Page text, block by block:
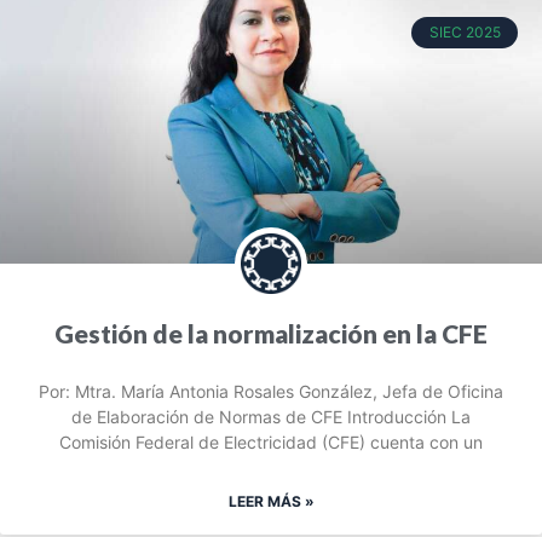
SIEC 2025
Gestión de la normalización en la CFE
Por: Mtra. María Antonia Rosales González, Jefa de Oficina
de Elaboración de Normas de CFE Introducción La
Comisión Federal de Electricidad (CFE) cuenta con un
LEER MÁS »